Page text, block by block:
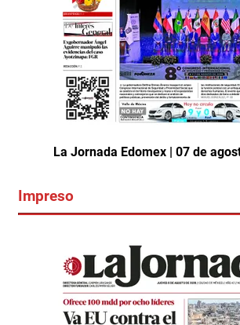
La Jornada Edomex | 07 de
Impreso